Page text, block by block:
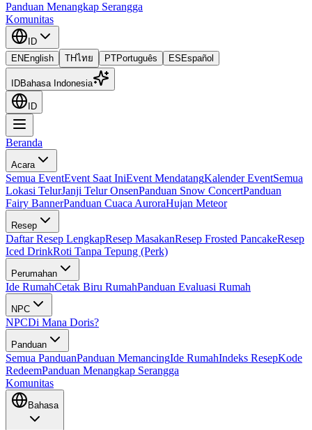
Panduan Menangkap Serangga
Komunitas
ID
EN English THไทย PTPortuguês ES Español
IDBahasa Indonesia
ID
Beranda
Acara
Semua EventEvent Saat IniEvent MendatangKalender EventSemua
Lokasi TelurJanji Telur OnsenPanduan Snow ConcertPanduan
Fairy BannerPanduan Cuaca AuroraHujan Meteor
Resep
Daftar Resep LengkapResep MasakanResep Frosted PancakeResep
Iced DrinkRoti Tanpa Tepung (Perk)
Perumahan
Ide RumahCetak Biru RumahPanduan Evaluasi Rumah
NPC
NPCDi Mana Doris?
Panduan
Semua PanduanPanduan MemancingIde RumahIndeks ResepKode
RedeemPanduan Menangkap Serangga
Komunitas
Bahasa